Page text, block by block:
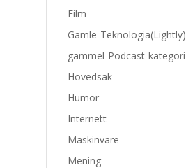
Film
Gamle-Teknologia(Lightly)
gammel-Podcast-kategori
Hovedsak
Humor
Internett
Maskinvare
Mening